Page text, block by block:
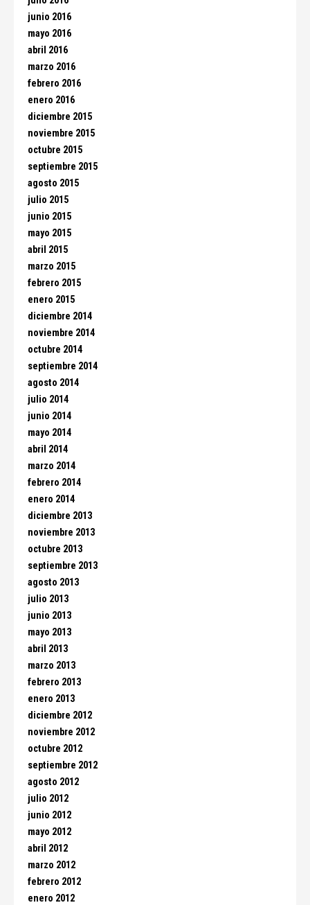
junio 2016
mayo 2016
abril 2016
marzo 2016
febrero 2016
enero 2016
diciembre 2015
noviembre 2015
octubre 2015
septiembre 2015
agosto 2015
julio 2015
junio 2015
mayo 2015
abril 2015
marzo 2015
febrero 2015
enero 2015
diciembre 2014
noviembre 2014
octubre 2014
septiembre 2014
agosto 2014
julio 2014
junio 2014
mayo 2014
abril 2014
marzo 2014
febrero 2014
enero 2014
diciembre 2013
noviembre 2013
octubre 2013
septiembre 2013
agosto 2013
julio 2013
junio 2013
mayo 2013
abril 2013
marzo 2013
febrero 2013
enero 2013
diciembre 2012
noviembre 2012
octubre 2012
septiembre 2012
agosto 2012
julio 2012
junio 2012
mayo 2012
abril 2012
marzo 2012
febrero 2012
enero 2012